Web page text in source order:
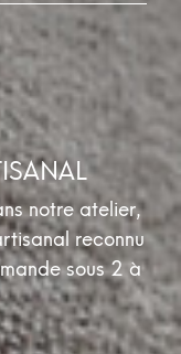
notre atelier,
reconnu
sous 2 à